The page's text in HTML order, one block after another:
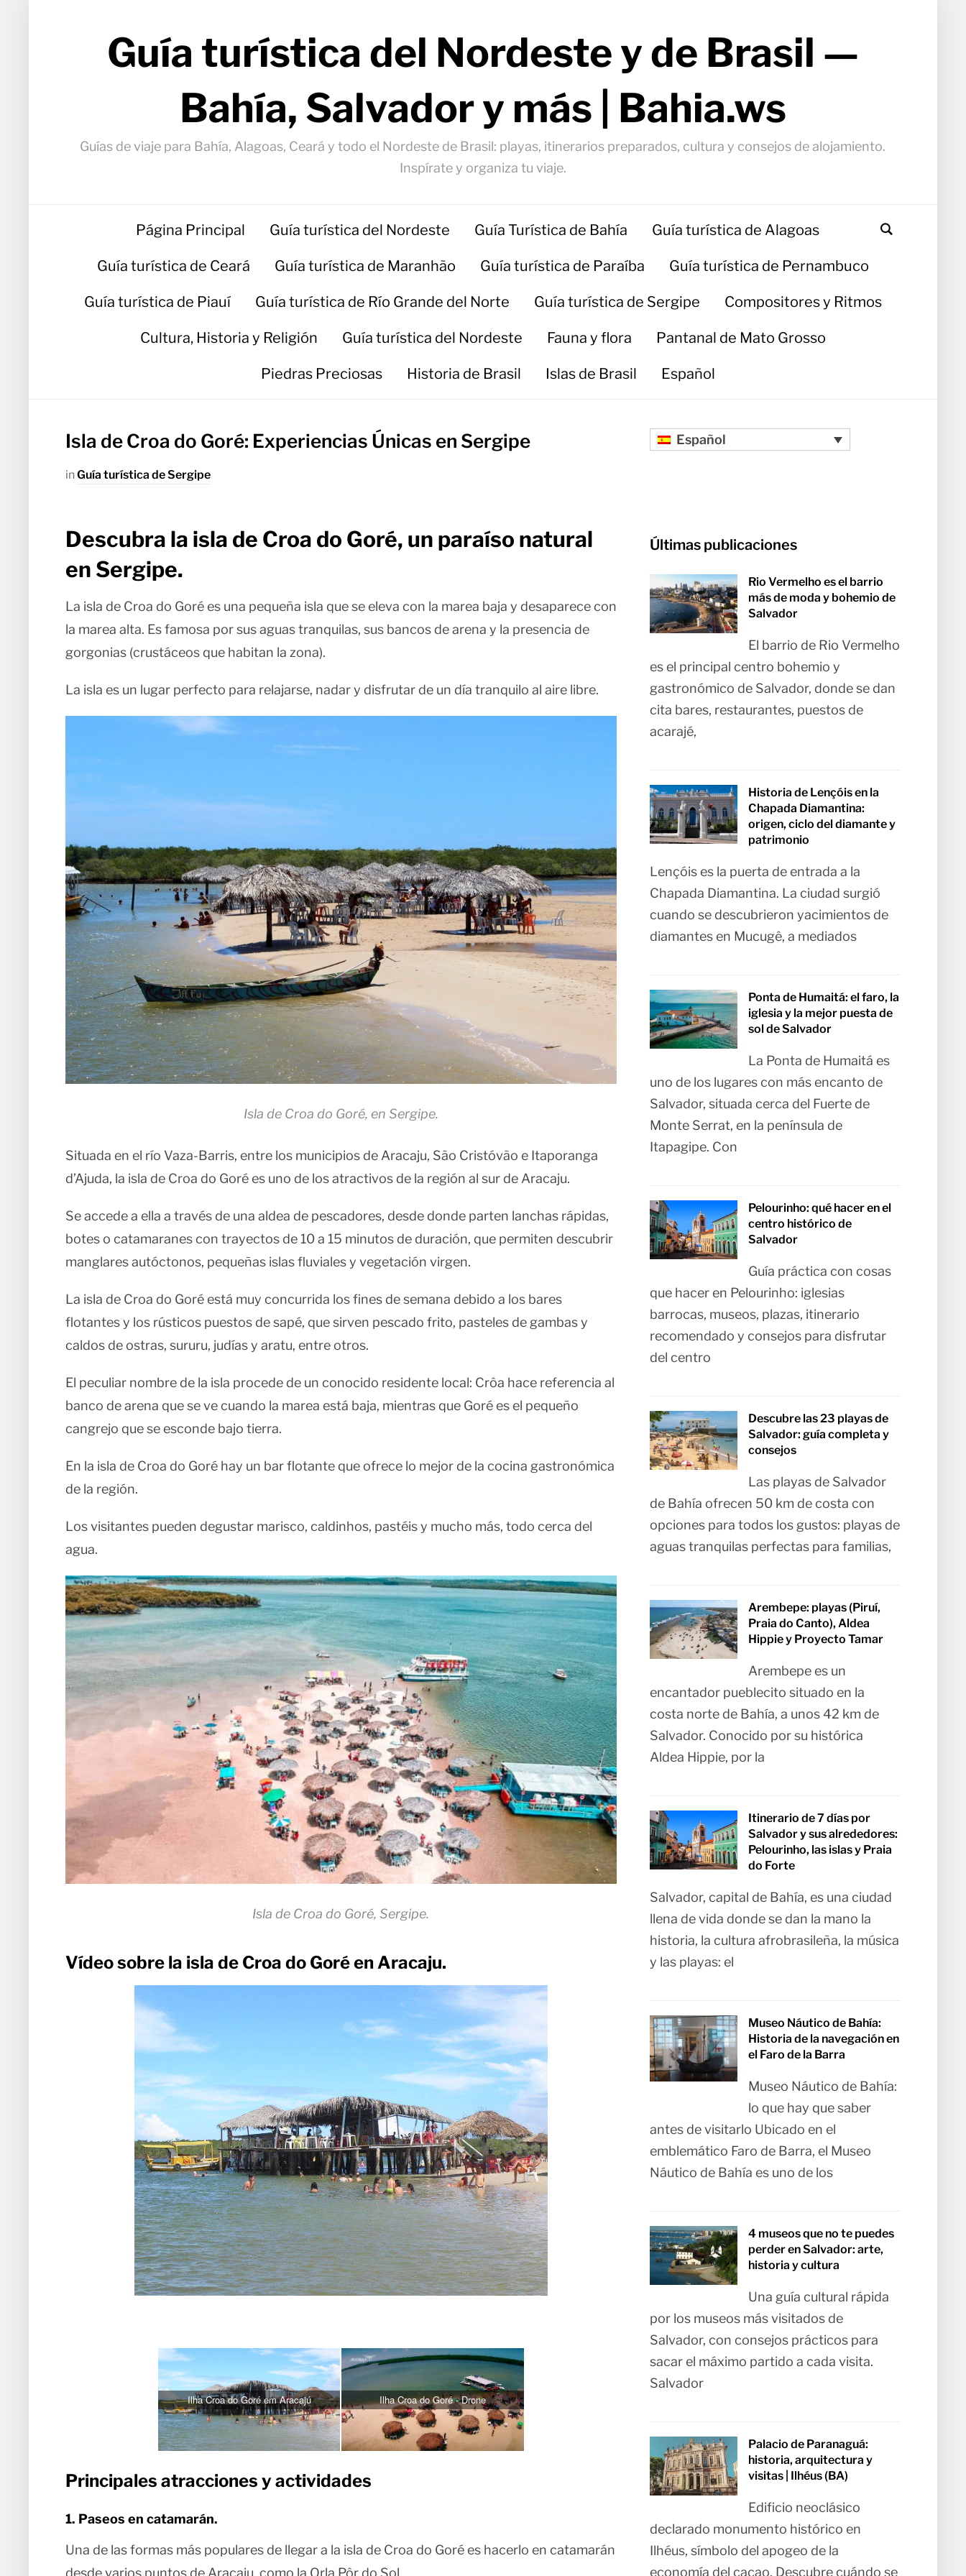
Guía turística del Nordeste y de Brasil —
Bahía, Salvador y más | Bahia.ws
Guías de viaje para Bahía, Alagoas, Ceará y todo el Nordeste de Brasil: playas, itinerarios preparados, cultura y consejos de alojamiento.
Inspírate y organiza tu viaje.
Página Principal Guía turística del Nordeste Guía Turística de Bahía Guía turística de Alagoas
Guía turística de Ceará Guía turística de Maranhão Guía turística de Paraíba Guía turística de Pernambuco
Guía turística de Piauí Guía turística de Río Grande del Norte Guía turística de Sergipe Compositores y Ritmos
Cultura, Historia y Religión Guía turística del Nordeste Fauna y flora Pantanal de Mato Grosso
Piedras Preciosas Historia de Brasil Islas de Brasil Español
Isla de Croa do Goré: Experiencias Únicas en Sergipe
inGuía turística de Sergipe
Descubra la isla de Croa do Goré, un paraíso natural
en Sergipe.
La isla de Croa do Goré es una pequeña isla que se eleva con la marea baja y desaparece con
la marea alta. Es famosa por sus aguas tranquilas, sus bancos de arena y la presencia de
gorgonias (crustáceos que habitan la zona).
La isla es un lugar perfecto para relajarse, nadar y disfrutar de un día tranquilo al aire libre.
Isla de Croa do Goré, en Sergipe.
Situada en el río Vaza-Barris, entre los municipios de Aracaju, São Cristóvão e Itaporanga
d’Ajuda, la isla de Croa do Goré es uno de los atractivos de la región al sur de Aracaju.
Se accede a ella a través de una aldea de pescadores, desde donde parten lanchas rápidas,
botes o catamaranes con trayectos de 10 a 15 minutos de duración, que permiten descubrir
manglares autóctonos, pequeñas islas fluviales y vegetación virgen.
La isla de Croa do Goré está muy concurrida los fines de semana debido a los bares
flotantes y los rústicos puestos de sapé, que sirven pescado frito, pasteles de gambas y
caldos de ostras, sururu, judías y aratu, entre otros.
El peculiar nombre de la isla procede de un conocido residente local: Crôa hace referencia al
banco de arena que se ve cuando la marea está baja, mientras que Goré es el pequeño
cangrejo que se esconde bajo tierra.
En la isla de Croa do Goré hay un bar flotante que ofrece lo mejor de la cocina gastronómica
de la región.
Los visitantes pueden degustar marisco, caldinhos, pastéis y mucho más, todo cerca del
agua.
Isla de Croa do Goré, Sergipe.
Vídeo sobre la isla de Croa do Goré en Aracaju.
Ilha Croa do Goré em Aracajú Ilha Croa do Goré - Drone
Principales atracciones y actividades
1. Paseos en catamarán.
Una de las formas más populares de llegar a la isla de Croa do Goré es hacerlo en catamarán
desde varios puntos de Aracaju, como la Orla Pôr do Sol.
Español
Últimas publicaciones
Rio Vermelho es el barrio
más de moda y bohemio de
Salvador
El barrio de Rio Vermelho
es el principal centro bohemio y
gastronómico de Salvador, donde se dan
cita bares, restaurantes, puestos de
acarajé,
Historia de Lençóis en la
Chapada Diamantina:
origen, ciclo del diamante y
patrimonio
Lençóis es la puerta de entrada a la
Chapada Diamantina. La ciudad surgió
cuando se descubrieron yacimientos de
diamantes en Mucugê, a mediados
Ponta de Humaitá: el faro, la
iglesia y la mejor puesta de
sol de Salvador
La Ponta de Humaitá es
uno de los lugares con más encanto de
Salvador, situada cerca del Fuerte de
Monte Serrat, en la península de
Itapagipe. Con
Pelourinho: qué hacer en el
centro histórico de
Salvador
Guía práctica con cosas
que hacer en Pelourinho: iglesias
barrocas, museos, plazas, itinerario
recomendado y consejos para disfrutar
del centro
Descubre las 23 playas de
Salvador: guía completa y
consejos
Las playas de Salvador
de Bahía ofrecen 50 km de costa con
opciones para todos los gustos: playas de
aguas tranquilas perfectas para familias,
Arembepe: playas (Piruí,
Praia do Canto), Aldea
Hippie y Proyecto Tamar
Arembepe es un
encantador pueblecito situado en la
costa norte de Bahía, a unos 42 km de
Salvador. Conocido por su histórica
Aldea Hippie, por la
Itinerario de 7 días por
Salvador y sus alrededores:
Pelourinho, las islas y Praia
do Forte
Salvador, capital de Bahía, es una ciudad
llena de vida donde se dan la mano la
historia, la cultura afrobrasileña, la música
y las playas: el
Museo Náutico de Bahía:
Historia de la navegación en
el Faro de la Barra
Museo Náutico de Bahía:
lo que hay que saber
antes de visitarlo Ubicado en el
emblemático Faro de Barra, el Museo
Náutico de Bahía es uno de los
4 museos que no te puedes
perder en Salvador: arte,
historia y cultura
Una guía cultural rápida
por los museos más visitados de
Salvador, con consejos prácticos para
sacar el máximo partido a cada visita.
Salvador
Palacio de Paranaguá:
historia, arquitectura y
visitas | Ilhéus (BA)
Edificio neoclásico
declarado monumento histórico en
Ilhéus, símbolo del apogeo de la
economía del cacao. Descubre cuándo se